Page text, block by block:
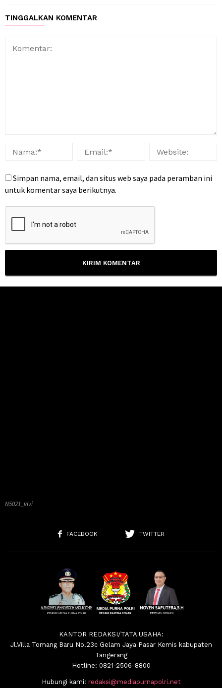
TINGGALKAN KOMENTAR
Simpan nama, email, dan situs web saya pada peramban ini
untuk komentar saya berikutnya.
N5021_vivi
FACEBOOK TWITTER
KANTOR REDAKSI/TATA USAHA:
Jl.Villa Tomang Baru No.23c Gelam Jaya Pasar Kemis kabupaten
Tangerang
Hotline: 0821-2506-8800
Hubungi kami: redaksi@mediapurnapolri.net